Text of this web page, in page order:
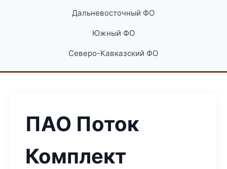
Дальневосточный ФО
Южный ФО
Северо-Кавказский ФО
ПАО Поток
Комплект